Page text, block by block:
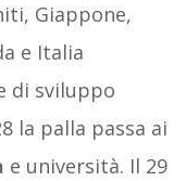
Giappone,
e Italia
di sviluppo
la palla passa ai
e università. Il 29